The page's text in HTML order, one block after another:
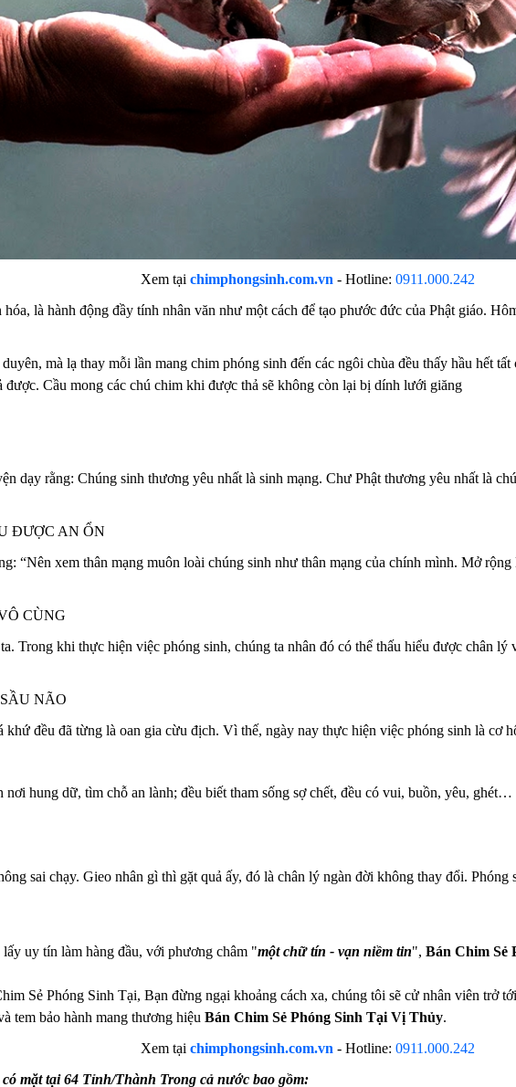
Xem tại chimphongsinh.com.vn - Hotline: 0911.000.242
là hành động đầy tính nhân văn như một cách để tạo phước đức của Phật giáo.
mà lạ thay mỗi lần mang chim phóng sinh đến các ngôi chùa đều thấy hầu hết
Cầu mong các chú chim khi được thả sẽ không còn lại bị dính lưới giăng
dạy rằng: Chúng sinh thương yêu nhất là sinh mạng. Chư Phật thương yêu nhất là
ĐƯỢC AN ỔN
“Nên xem thân mạng muôn loài chúng sinh như thân mạng của chính mình. Mở
CÙNG
Trong khi thực hiện việc phóng sinh, chúng ta nhân đó có thể thấu hiểu được chân lý
NÃO
đều đã từng là oan gia cừu địch. Vì thế, ngày nay thực hiện việc phóng sinh là cơ
hung dữ, tìm chỗ an lành; đều biết tham sống sợ chết, đều có vui, buồn, yêu,
sai chạy. Gieo nhân gì thì gặt quả ấy, đó là chân lý ngàn đời không thay đổi.
lấy uy tín làm hàng đầu, với phương châm "một chữ tín - vạn niềm tin", Bán Chim Sẻ
Sẻ Phóng Sinh Tại, Bạn đừng ngại khoảng cách xa, chúng tôi sẽ cử nhân viên trở
tem bảo hành mang thương hiệu Bán Chim Sẻ Phóng Sinh Tại Vị Thủy.
Xem tại chimphongsinh.com.vn - Hotline: 0911.000.242
mặt tại 64 Tỉnh/Thành Trong cả nước bao gồm: